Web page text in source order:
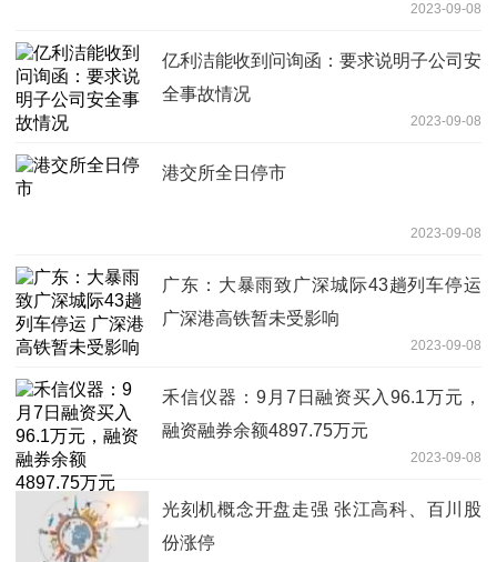
2023-09-08
亿利洁能收到问询函：要求说明子公司安
全事故情况
2023-09-08
港交所全日停市
2023-09-08
广东：大暴雨致广深城际43趟列车停运
广深港高铁暂未受影响
2023-09-08
禾信仪器：9月7日融资买入96.1万元，
融资融券余额4897.75万元
2023-09-08
光刻机概念开盘走强 张江高科、百川股
份涨停